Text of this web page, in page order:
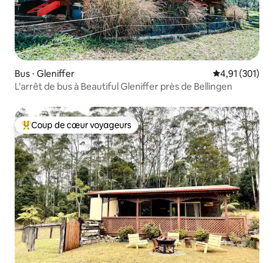
Bus ⋅ Gleniffer Évaluation
4,91 (301)
L'arrêt de bus à Beautiful Gleniffer près de Bellingen
Coups de cœur voyageurs les plus appréciés
Coup de cœur voyageurs